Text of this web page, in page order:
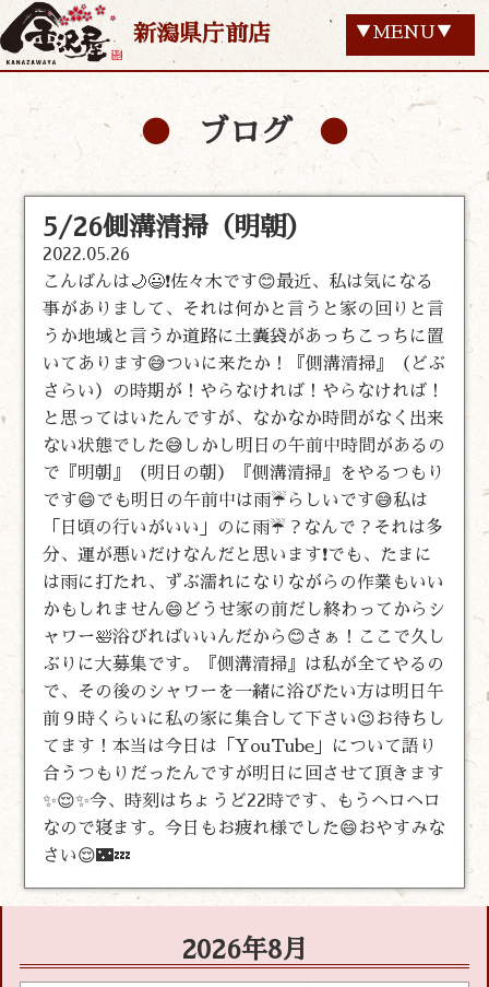
新潟県庁前店 ▼MENU▼
ブログ
5/26側溝清掃（明朝）
2022.05.26
こんばんは🌙😃❗佐々木です😊最近、私は気になる
事がありまして、それは何かと言うと家の回りと言
うか地域と言うか道路に土嚢袋があっちこっちに置
いてあります😅ついに来たか！『側溝清掃』（どぶ
さらい）の時期が！やらなければ！やらなければ！
と思ってはいたんですが、なかなか時間がなく出来
ない状態でした😅しかし明日の午前中時間があるの
で『明朝』（明日の朝）『側溝清掃』をやるつもり
です😄でも明日の午前中は雨☔らしいです😅私は
「日頃の行いがいい」のに雨☔？なんで？それは多
分、運が悪いだけなんだと思います❗でも、たまに
は雨に打たれ、ずぶ濡れになりながらの作業もいい
かもしれません😄どうせ家の前だし終わってからシ
ャワー🛀浴びればいいんだから😊さぁ！ここで久し
ぶりに大募集です。『側溝清掃』は私が全てやるの
で、その後のシャワーを一緒に浴びたい方は明日午
前９時くらいに私の家に集合して下さい😉お待ちし
てます！本当は今日は「YouTube」について語り
合うつもりだったんですが明日に回させて頂きます
✨😌✨今、時刻はちょうど22時です、もうヘロヘロ
なので寝ます。今日もお疲れ様でした😄おやすみな
さい😌🌃💤
2026年8月